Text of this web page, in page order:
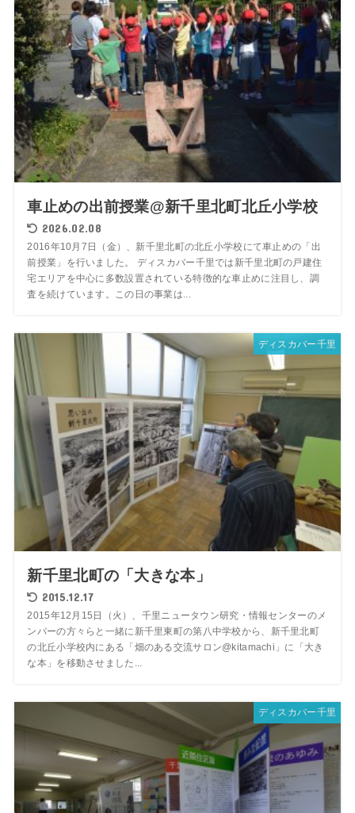
車止めの出前授業@新千里北町北丘小学校
2026.02.08
2016年10月7日（金）、新千里北町の北丘小学校にて車止めの「出
前授業」を行いました。 ディスカバー千里では新千里北町の戸建住
宅エリアを中心に多数設置されている特徴的な車止めに注目し、調
査を続けています。この日の事業は...
ディスカバー千里
新千里北町の「大きな本」
2015.12.17
2015年12月15日（火）、千里ニュータウン研究・情報センターのメ
ンバーの方々らと一緒に新千里東町の第八中学校から、新千里北町
の北丘小学校内にある「畑のある交流サロン@kitamachi」に「大き
な本」を移動させました...
ディスカバー千里